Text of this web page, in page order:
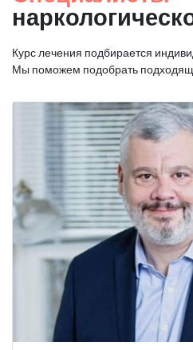
Курс лечения подбирается
Мы поможем подобрать